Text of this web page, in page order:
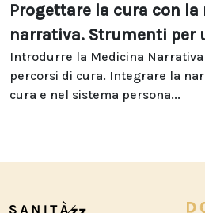
Progettare la cura con la
narrativa. Strumenti per
Introdurre la Medicina
percorsi di cura. Integrare la
cura e nel sistema persona...